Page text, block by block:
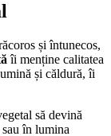
și întunecos,
îi menține calitatea
și căldură, îi
să devină
sau în lumina